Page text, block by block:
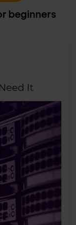
beginners